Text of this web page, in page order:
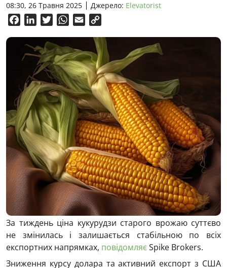
08:30, 26 Травня 2025 Джерело: Elevatorist
FacebookLinkedInTwitterWhatsApp
Email
За тиждень ціна кукурудзи старого врожаю суттєво
не змінилась і залишається стабільною по всіх
експортних напрямках, повідомляєSpike Brokers.
Зниження курсу долара та активний експорт з США